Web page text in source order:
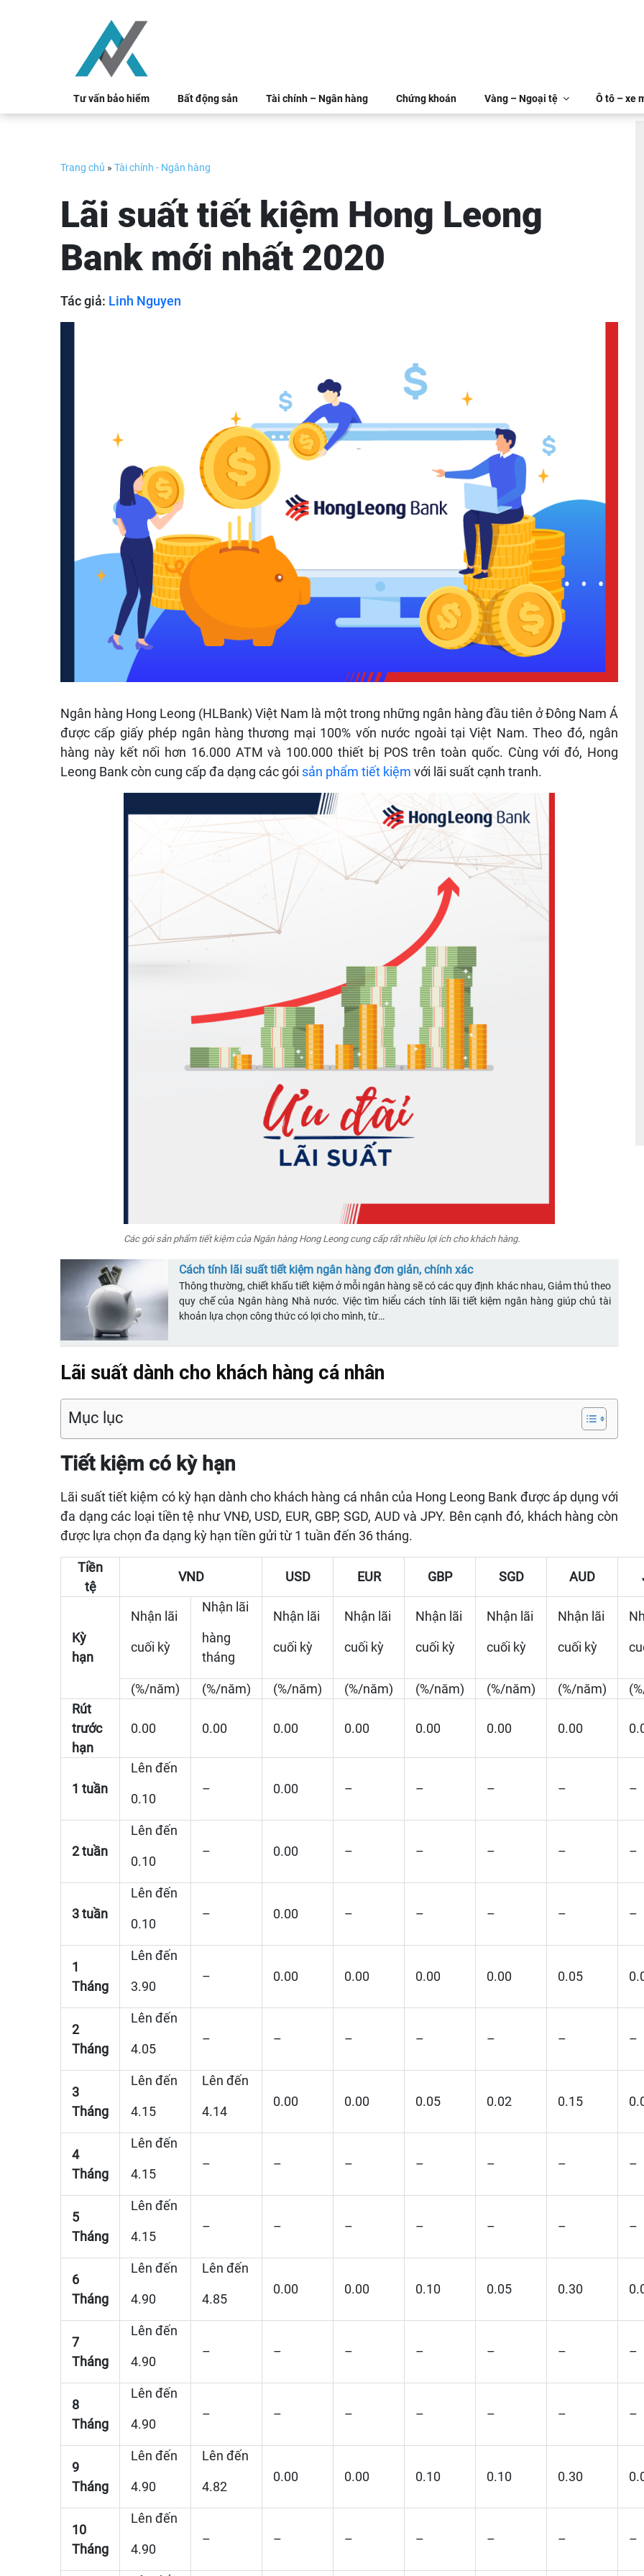
Tư vấn bảo hiểm Bất động sản Tài chính – Ngân hàng Chứng khoán Vàng – Ngoại tệ Ô tô – xe
Trang chủ » Tài chính - Ngân hàng
Lãi suất tiết kiệm Hong Leong
Bank mới nhất 2020
Tác giả: Linh Nguyen
Ngân hàng Hong Leong (HLBank) Việt Nam là một trong những ngân hàng đầu tiên ở Đông Nam Á
được cấp giấy phép ngân hàng thương mại 100% vốn nước ngoài tại Việt Nam. Theo đó, ngân
hàng này kết nối hơn 16.000 ATM và 100.000 thiết bị POS trên toàn quốc. Cùng với đó, Hong
Leong Bank còn cung cấp đa dạng các gói sản phẩm tiết kiệm với lãi suất cạnh tranh.
Các gói sản phẩm tiết kiệm của Ngân hàng Hong Leong cung cấp rất nhiều lợi ích cho khách hàng.
Cách tính lãi suất tiết kiệm ngân hàng đơn giản, chính xác
Thông thường, chiết khấu tiết kiệm ở mỗi ngân hàng sẽ có các quy định khác nhau, Giảm thủ theo
quy chế của Ngân hàng Nhà nước. Việc tìm hiểu cách tính lãi tiết kiệm ngân hàng giúp chủ tài
khoản lựa chọn công thức có lợi cho mình, từ…
Lãi suất dành cho khách hàng cá nhân
Mục lục
Tiết kiệm có kỳ hạn
Lãi suất tiết kiệm có kỳ hạn dành cho khách hàng cá nhân của Hong Leong Bank được áp dụng với
đa dạng các loại tiền tệ như VNĐ, USD, EUR, GBP, SGD, AUD và JPY. Bên cạnh đó, khách hàng còn
được lựa chọn đa dạng kỳ hạn tiền gửi từ 1 tuần đến 36 tháng.
Tiền
tệ
VND USD EUR GBP SGD AUD
Kỳ
hạn
Nhận lãi
cuối kỳ
Nhận lãi
hàng
tháng
Nhận lãi
cuối kỳ
Nhận lãi
cuối kỳ
Nhận lãi
cuối kỳ
Nhận lãi
cuối kỳ
Nhận lãi
cuối kỳ
(%/năm) (%/năm) (%/năm) (%/năm) (%/năm) (%/năm) (%/năm)
Rút
trước
hạn
0.00 0.00 0.00 0.00 0.00 0.00 0.00
1 tuần
Lên đến
0.10
– 0.00 – – – – –
2 tuần
Lên đến
0.10
– 0.00 – – – – –
3 tuần
Lên đến
0.10
– 0.00 – – – – –
1
Tháng
Lên đến
3.90
– 0.00 0.00 0.00 0.00 0.05
2
Tháng
Lên đến
4.05
– – – – – – –
3
Tháng
Lên đến
4.15
Lên đến
4.14
0.00 0.00 0.05 0.02 0.15
4
Tháng
Lên đến
4.15
– – – – – – –
5
Tháng
Lên đến
4.15
– – – – – – –
6
Tháng
Lên đến
4.90
Lên đến
4.85
0.00 0.00 0.10 0.05 0.30
7
Tháng
Lên đến
4.90
– – – – – – –
8
Tháng
Lên đến
4.90
– – – – – – –
9
Tháng
Lên đến
4.90
Lên đến
4.82
0.00 0.00 0.10 0.10 0.30
10
Tháng
Lên đến
4.90
– – – – – – –